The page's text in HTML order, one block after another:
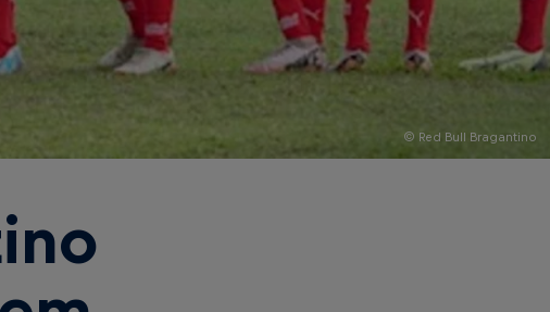
© Red Bull Bragantino